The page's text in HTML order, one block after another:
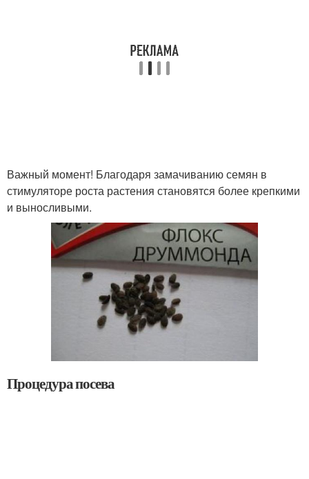
Важный момент! Благодаря замачиванию семян в
стимуляторе роста растения становятся более крепкими
и выносливыми.
Процедура посева